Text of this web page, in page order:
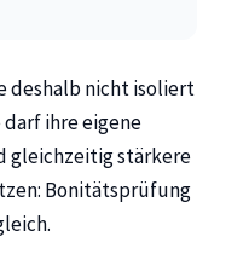
deshalb nicht isoliert
ihre eigene
gleichzeitig stärkere
Bonitätsprüfung